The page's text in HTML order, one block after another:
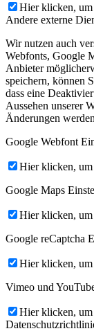
Hier klicken,
Andere externe
Wir nutzen auch
Webfonts, Google
Anbieter
speichern, können
dass eine
Aussehen unserer
Änderungen
Google Webfont
Hier klicken, um
Google Maps
Hier klicken,
Google reCaptcha
Hier klicken, um
Vimeo und
Hier klicken, um